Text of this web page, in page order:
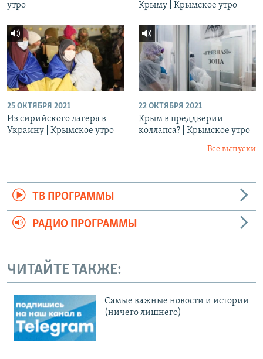
утро
Крыму | Крымское утро
25 ОКТЯБРЯ 2021
Из сирийского лагеря в
Украину | Крымское утро
22 ОКТЯБРЯ 2021
Крым в преддверии
коллапса? | Крымское утро
Все выпуски
ТВ ПРОГРАММЫ
РАДИО ПРОГРАММЫ
ЧИТАЙТЕ ТАКЖЕ:
Cамые важные новости и истории
(ничего лишнего)